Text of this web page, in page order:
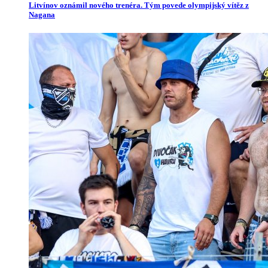
Litvínov oznámil nového trenéra. Tým povede olympijský vítěz z
Nagana